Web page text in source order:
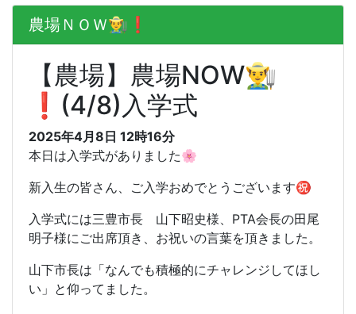
農場ＮＯＷ👨‍🌾❗️
【農場】農場NOW👨‍🌾
❗️(4/8)入学式
2025年4月8日 12時16分
本日は入学式がありました🌸
新入生の皆さん、ご入学おめでとうございます㊗️
入学式には三豊市長 山下昭史様、PTA会長の田尾
明子様にご出席頂き、お祝いの言葉を頂きました。
山下市長は「なんでも積極的にチャレンジしてほし
い」と仰ってました。